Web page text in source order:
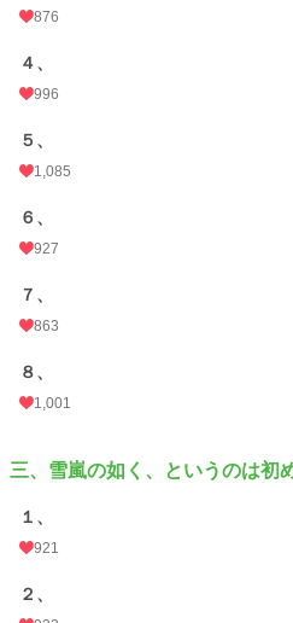
年間ポイント
累計ポイント
876
４、
996
５、
1,085
６、
927
７、
863
８、
1,001
三、雪嵐の如く、というのは初
１、
921
２、